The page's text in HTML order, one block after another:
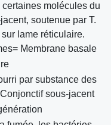
molécules du
soutenue par T.
lame réticulaire.
Membrane basale
par substance des
sous-jacent